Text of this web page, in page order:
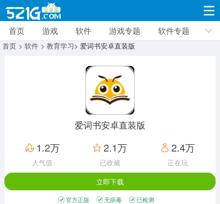
游戏 软件 游戏专题 软件专题 新闻资讯
8693款应用
动作闯关
12960款应用
赛车竞速
3629款应用
卡牌对战
2051款应用
体育运动
1278款应用
手游辅助
1958款应用
首页 游戏 软件 游戏专题 软件专题
首页 > 软件 > 教育学习> 爱词书安卓直装版
爱词书安卓直装版
1.2万
人气值
2.1万
已收藏
2.4万
正在玩
立即下载
官方正版 无病毒 已检测